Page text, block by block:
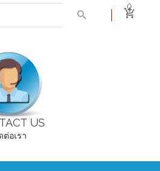
0
US
ต่อเรา